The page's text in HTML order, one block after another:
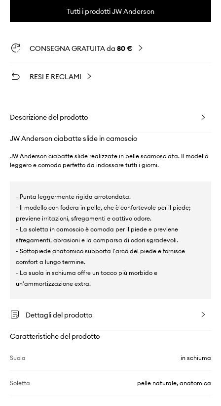
Tutti i prodotti JW Anderson
CONSEGNA GRATUITA da 80 €
RESI E RECLAMI
Descrizione del prodotto
JW Anderson ciabatte slide in camoscio
JW Anderson ciabatte slide realizzate in pelle scamosciata. Il modello
leggero e comodo perfetto da indossare tutti i giorni.
- Punta leggermente rigida arrotondata.
- Il modello con fodera in pelle, che è confortevole per il piede;
previene irritazioni, sfregamenti e cattivo odore.
- La soletta in camoscio è comoda per il piede e previene
sfregamenti, abrasioni e la comparsa di odori sgradevoli.
- Sottopiede anatomico supporta l'arco del piede e fornisce
comfort a lungo termine.
- La suola in schiuma offre un tocco più morbido e
un'ammortizzazione extra.
Dettagli del prodotto
Caratteristiche del prodotto
Suola in schiuma
Soletta pelle naturale, anatomica